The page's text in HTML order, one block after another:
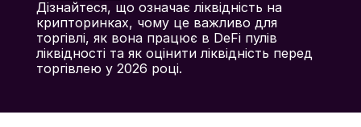
Дізнайтеся, що означає ліквідність на
крипторинках, чому це важливо для
торгівлі, як вона працює в DeFi пулів
ліквідності та як оцінити ліквідність перед
торгівлею у 2026 році.